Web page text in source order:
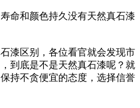
命和颜色持久没有天然真石漆
漆区别，各位看官就会发现市
到底是不是天然真石漆呢？就
持不贪便宜的态度，选择信誉